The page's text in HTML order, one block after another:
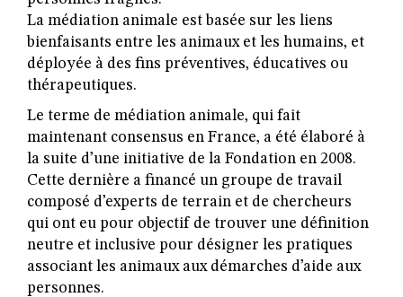
La médiation animale est basée sur les liens
bienfaisants entre les animaux et les humains, et
déployée à des fins préventives, éducatives ou
thérapeutiques.
Le terme de médiation animale, qui fait
maintenant consensus en France, a été élaboré à
la suite d’une initiative de la Fondation en 2008.
Cette dernière a financé un groupe de travail
composé d’experts de terrain et de chercheurs
qui ont eu pour objectif de trouver une définition
neutre et inclusive pour désigner les pratiques
associant les animaux aux démarches d’aide aux
personnes.